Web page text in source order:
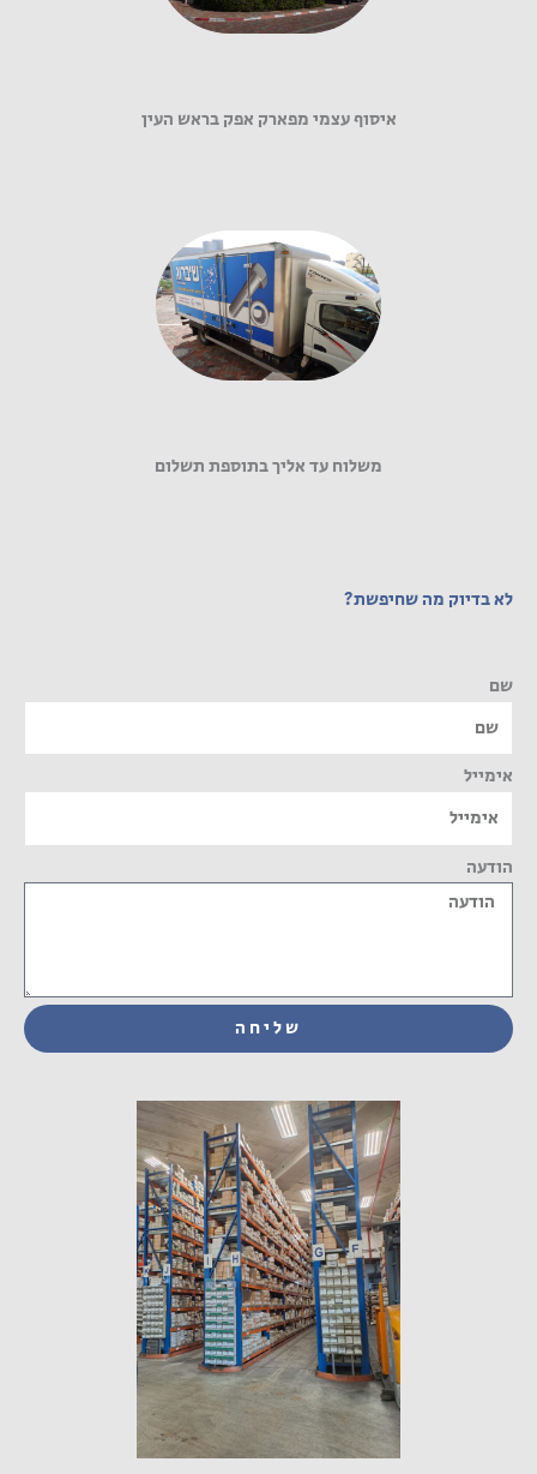
איסוף עצמי מפארק אפק בראש העין
משלוח עד אליך בתוספת תשלום
לא בדיוק מה שחיפשת?
שם
אימייל
הודעה
שליחה